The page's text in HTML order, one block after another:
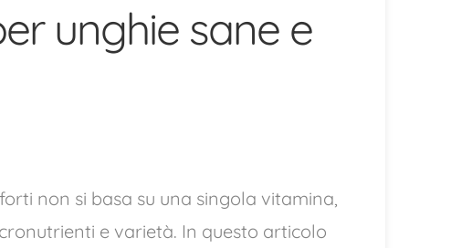
unghie sane e
non si basa su una singola vitamina,
e varietà. In questo articolo